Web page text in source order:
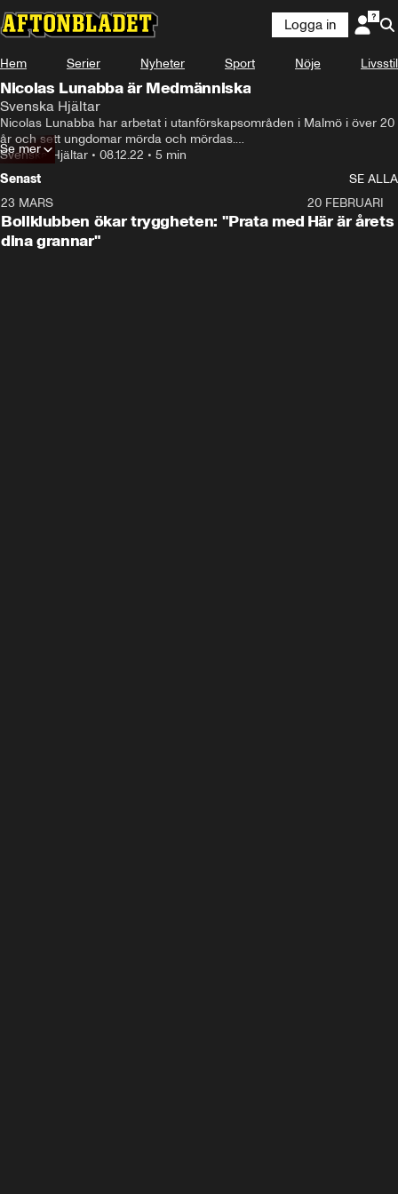
Logga in
Hem Serier Nyheter Sport Nöje Livsstil
Nicolas Lunabba är Medmänniska
Svenska Hjältar
Nicolas Lunabba har arbetat i utanförskapsområden i Malmö i över 20
år och sett ungdomar mörda och mördas.
Som verksamhetsledare för organisationen Helamalmö arbetar han
med att fånga upp barnen i riskzon tidigt.
Svenska Hjältar • 08.12.22 • 5 min
Se mer
Senast
SE ALLA
23 MARS
Bollklubben ökar tryggheten: "Prata med
dina grannar"
20 FEBRUARI
Här är